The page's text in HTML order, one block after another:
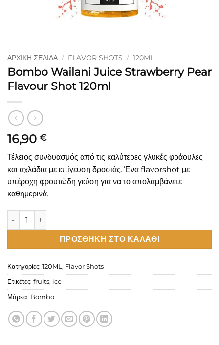
ΑΡΧΙΚΉ ΣΕΛΊΔΑ / FLAVOR SHOTS / 120ML
Bombo Wailani Juice Strawberry Pear
Flavour Shot 120ml
16,90 €
Τέλειος συνδυασμός από τις καλύτερες γλυκές φράουλες
και αχλάδια με επίγευση δροσιάς. Ένα flavorshot με
υπέροχη φρουτώδη γεύση για να το απολαμβάνετε
καθημερινά.
Bombo Wailani Juice Strawberry Pear Flavour Shot 120ml
ΠΡΟΣΘΉΚΗ ΣΤΟ ΚΑΛΆΘΙ
Κατηγορίες: 120ML, Flavor Shots
Ετικέτες: fruits, ice
Μάρκα: Bombo